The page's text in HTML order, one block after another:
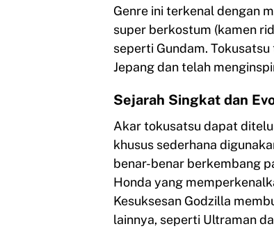
Genre ini terkenal dengan
super berkostum (kamen
seperti Gundam.
Jepang dan telah
Sejarah Singkat dan
Akar tokusatsu dapat
khusus sederhana
benar-benar berkembang
Honda yang
Kesuksesan Godzilla
lainnya, seperti Ultraman